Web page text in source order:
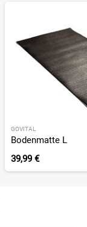
GOVITAL
Bodenmatte L
39,99 €